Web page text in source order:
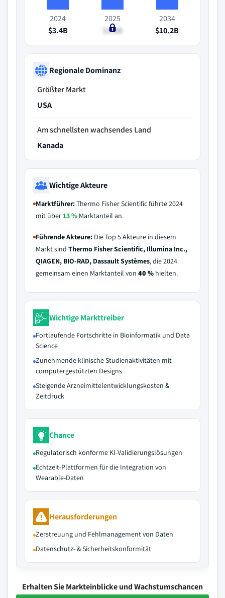
2024
$3.4B
2025
$3.8B
2034
$10.2B
Regionale Dominanz
Größter Markt
USA
Am schnellsten wachsendes Land
Kanada
Wichtige Akteure
Marktführer:Thermo Fisher Scientific führte 2024
mit über13 % Marktanteil an.
Führende Akteure: Die Top 5 Akteure in diesem
Markt sind Thermo Fisher Scientific, Illumina Inc.,
QIAGEN, BIO-RAD, Dassault Systèmes, die 2024
gemeinsam einen Marktanteil von 40 % hielten.
Wichtige Markttreiber
Fortlaufende Fortschritte in Bioinformatik und Data
Science
Zunehmende klinische Studienaktivitäten mit
computergestützten Designs
Steigende Arzneimittelentwicklungskosten &
Zeitdruck
Chance
Regulatorisch konforme KI-Validierungslösungen
Echtzeit-Plattformen für die Integration von
Wearable-Daten
Herausforderungen
Zerstreuung und Fehlmanagement von Daten
Datenschutz- & Sicherheitskonformität
Erhalten Sie Markteinblicke und Wachstumschancen